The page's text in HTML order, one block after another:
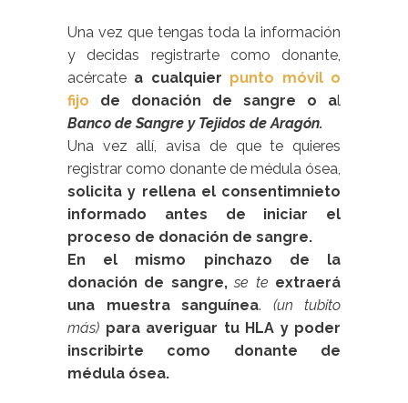
Una vez que tengas toda la información
y decidas registrarte como donante,
acércate a cualquier punto móvil o
fijo de donación de sangre o al
Banco de Sangre y Tejidos de Aragón.
Una vez allí, avisa de que te quieres
registrar como donante de médula ósea,
solicita y rellena el consentimnieto
informado antes de iniciar el
proceso de donación de sangre.
En el mismo pinchazo de la
donación de sangre,se te extraerá
una muestra sanguínea. (un tubito
más) para averiguar tu HLA y poder
inscribirte como donante de
médula ósea.